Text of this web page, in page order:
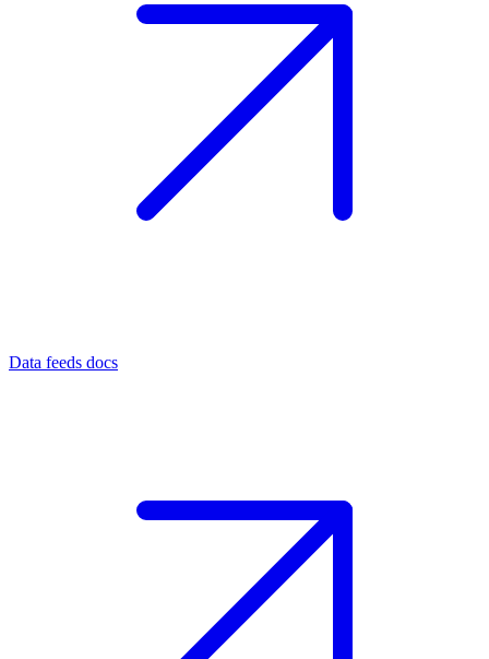
Data feeds docs